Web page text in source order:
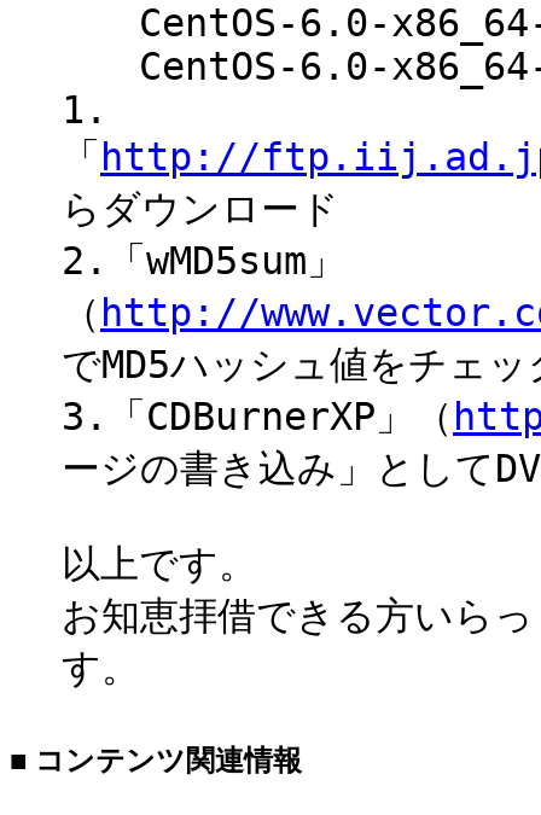
CentOS-6.0-
CentOS-6.0-
1.
「 http://ftp.iij.ad.jp/
らダウンロード
2.「wMD5sum」
（ http://
でMD5ハッシュ値をチェッ
3.「CDBurnerXP」（
ージの書き込み」として
以上です。
お知恵拝借できる方いら
す。
■ コンテンツ関連情報